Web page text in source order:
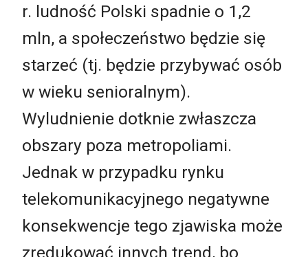
r. ludność Polski spadnie o 1,2
mln, a społeczeństwo będzie się
starzeć (tj. będzie przybywać osób
w wieku senioralnym).
Wyludnienie dotknie zwłaszcza
obszary poza metropoliami.
Jednak w przypadku rynku
telekomunikacyjnego negatywne
konsekwencje tego zjawiska może
zredukować innych trend, bo